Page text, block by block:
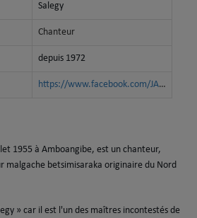
Salegy
Chanteur
depuis 1972
https://www.facebook.com/JAOJOBY-le-roi-du-Salegy-128123574050/?fref=ts
1955 à Amboangibe, est un chanteur,
malgache betsimisaraka originaire du Nord
» car il est l'un des maîtres incontestés de